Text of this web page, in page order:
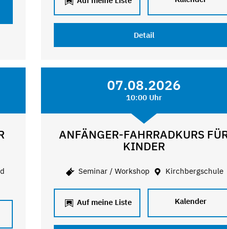
Detail
07.08.2026
10:00 Uhr
ANFÄNGER-FAHRRADKURS
KINDER
Seminar / Workshop Kirchbergschule
Auf meine Liste Kalender